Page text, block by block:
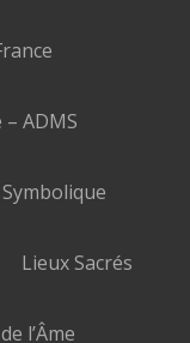
– ADMS
Lieux Sacrés
l’Âme